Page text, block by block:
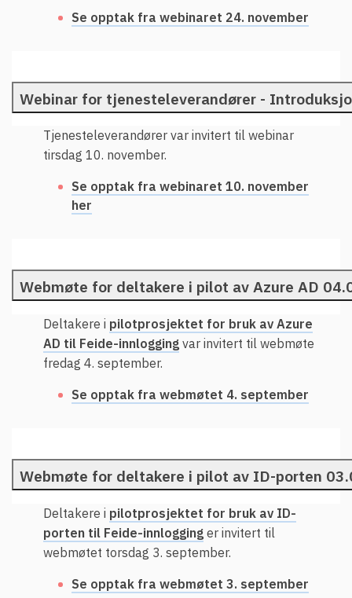
Se opptak fra webinaret 24. november
Webinar for tjenesteleverandører -
Tjenesteleverandører var invitert til webinar
tirsdag 10. november.
Se opptak fra webinaret 10. november
her
Webmøte for deltakere i pilot av Azure AD
Deltakere i pilotprosjektet for bruk av Azure
AD til Feide-innlogging var invitert til webmøte
fredag 4. september.
Se opptak fra webmøtet 4. september
Webmøte for deltakere i pilot av ID-porten
Deltakere i pilotprosjektet for bruk av ID-
porten til Feide-innlogging er invitert til
webmøtet torsdag 3. september.
Se opptak fra webmøtet 3. september